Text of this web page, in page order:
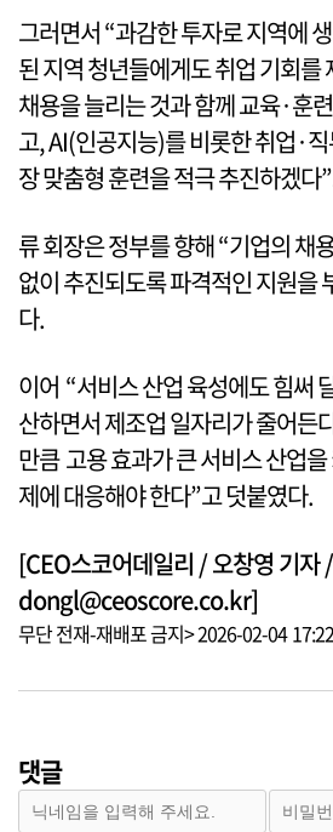
그러면서 “과감한 투자로 지역에
된 지역 청년들에게도 취업 기회를
채용을 늘리는 것과 함께 교육·훈
고, AI(인공지능)를 비롯한 취업·
장 맞춤형 훈련을 적극 추진하겠다
류 회장은 정부를 향해 “기업의 채
없이 추진되도록 파격적인 지원을
다.
이어 “서비스 산업 육성에도 힘써
산하면서 제조업 일자리가 줄어든
만큼 고용 효과가 큰 서비스 산업
제에 대응해야 한다”고 덧붙였다.
[CEO스코어데일리 / 오창영 기자 /
dongl@ceoscore.co.kr]
무단 전재-재배포 금지> 2026-02-04
댓글